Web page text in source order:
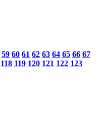
59 60 61 62 63 64 65 66 67
118 119 120 121 122 123